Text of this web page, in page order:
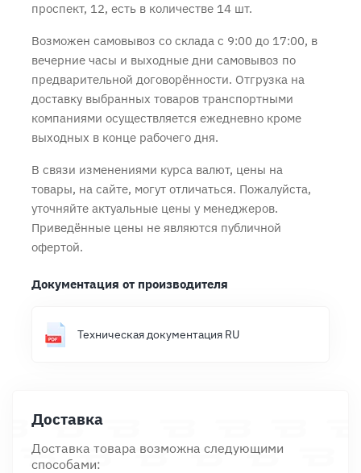
проспект, 12, есть в количестве 14 шт.
Возможен самовывоз со склада с 9:00 до 17:00, в
вечерние часы и выходные дни самовывоз по
предварительной договорённости. Отгрузка на
доставку выбранных товаров транспортными
компаниями осуществляется ежедневно кроме
выходных в конце рабочего дня.
В связи изменениями курса валют, цены на
товары, на сайте, могут отличаться. Пожалуйста,
уточняйте актуальные цены у менеджеров.
Приведённые цены не являются публичной
офертой.
Документация от производителя
Техническая документация RU
Доставка
Доставка товара возможна следующими
способами: